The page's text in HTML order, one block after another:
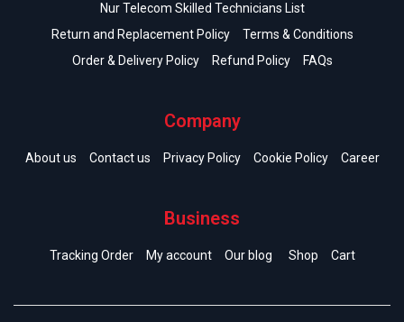
Nur Telecom Skilled Technicians List
Return and Replacement Policy
Terms & Conditions
Order & Delivery Policy
Refund Policy FAQs
Company
About us Contact us Privacy Policy Cookie Policy Career
Business
Tracking Order My account Our blog Shop Cart